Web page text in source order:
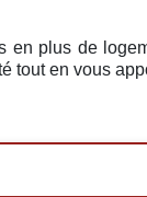
en plus de
tout en vous